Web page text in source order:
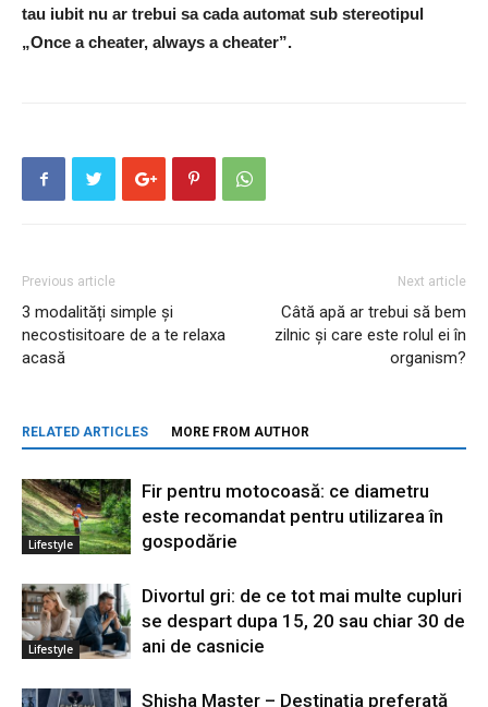
tau iubit nu ar trebui sa cada automat sub stereotipul
„Once a cheater, always a cheater”.
Previous article
3 modalități simple și
necostisitoare de a te relaxa
acasă
Next article
Câtă apă ar trebui să bem
zilnic și care este rolul ei în
organism?
RELATED ARTICLES MORE FROM AUTHOR
Lifestyle
Fir pentru motocoasă: ce diametru
este recomandat pentru utilizarea în
gospodărie
Lifestyle
Divortul gri: de ce tot mai multe cupluri
se despart dupa 15, 20 sau chiar 30 de
ani de casnicie
Shisha Master – Destinația preferată